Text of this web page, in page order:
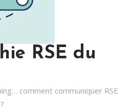
RSE du
comment communiquer RSE